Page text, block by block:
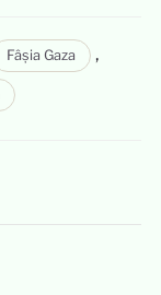
Fâșia Gaza ,